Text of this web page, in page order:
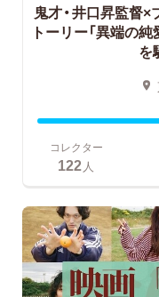
鬼才・井口昇監督
トーリー「異端の純
を
コレクター
122人